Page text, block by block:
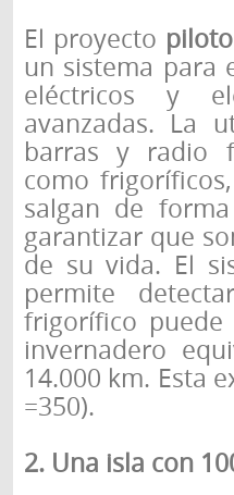
El proyecto piloto
un sistema para
eléctricos y
avanzadas. La
barras y radio
como
salgan de
garantizar que
de su vida. El
permite
frigorífico
invernadero
14.000 km. Esta
=350).
2. Una isla con